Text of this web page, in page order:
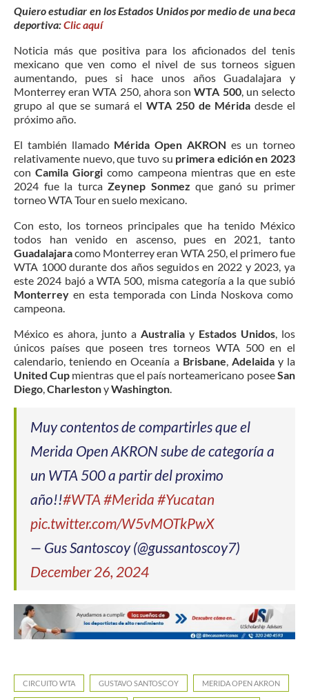
Quiero estudiar en los Estados Unidos por medio de una beca
deportiva:Clic aquí
Noticia más que positiva para los aficionados del tenis
mexicano que ven como el nivel de sus torneos siguen
aumentando, pues si hace unos años Guadalajara y
Monterrey eran WTA 250, ahora sonWTA 500, un selecto
grupo al que se sumará el WTA 250 de Mérida desde el
próximo año.
El también llamado Mérida Open AKRON es un torneo
relativamente nuevo, que tuvo su primera edición en 2023
conCamila Giorgi como campeona mientras que en este
2024 fue la turcaZeynep Sonmez que ganó su primer
torneo WTA Tour en suelo mexicano.
Con esto, los torneos principales que ha tenido México
todos han venido en ascenso, pues en 2021, tanto
Guadalajaracomo Monterrey eran WTA 250, el primero fue
WTA 1000 durante dos años seguidos en 2022 y 2023, ya
este 2024 bajó a WTA 500, misma categoría a la que subió
Monterrey en esta temporada con Linda Noskova como
campeona.
México es ahora, junto a Australia y Estados Unidos , los
únicos países que poseen tres torneos WTA 500 en el
calendario, teniendo en Oceanía aBrisbane Adelaida y la
United Cup mientras que el país norteamericano poseeSan
Diego CharlestonyWashington
Muy contentos de compartirles que el
Merida Open AKRON sube de categoría a
un WTA 500 a partir del proximo
año!!#WTA #Merida #Yucatan
pic.twitter.com/W5vMOTkPwX
— Gus Santoscoy (@gussantoscoy7)
December 26, 2024
CIRCUITO WTA GUSTAVO SANTOSCOY MERIDA OPEN AKRON